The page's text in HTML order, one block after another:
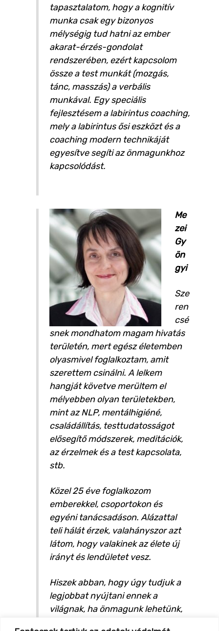
tapasztalatom, hogy a kognitív
munka csak egy bizonyos
mélységig tud hatni az ember
akarat-érzés-gondolat
rendszerében, ezért kapcsolom
össze a test munkát (mozgás,
tánc, masszás) a verbális
munkával. Egy speciális
fejlesztésem a labirintus coaching,
mely a labirintus ősi eszközt és a
coaching modern technikáját
egyesítve segíti az önmagunkhoz
kapcsolódást.
Me
zei
Gy
ön
gyi
Sze
ren
csé
snek mondhatom magam hivatás
területén, mert egész életemben
olyasmivel foglalkoztam, amit
szerettem csinálni. A lelkem
hangját követve merültem el
mélyebben olyan területekben,
mint az NLP, mentálhigiéné,
családállítás, testtudatosságot
elősegítő módszerek, meditációk,
az érzelmek és a test kapcsolata,
stb.
Közel 25 éve foglalkozom
emberekkel, csoportokon és
egyéni tanácsadáson. Alázattal
teli hálát érzek, valahányszor azt
látom, hogy valakinek az élete új
irányt és lendületet vesz.
Hiszek abban, hogy úgy tudjuk a
legjobbat nyújtani ennek a
világnak, ha önmagunk lehetünk,